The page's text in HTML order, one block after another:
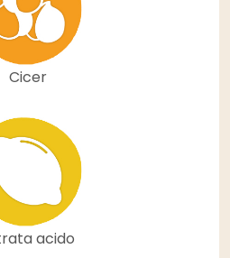
Cicer
acido